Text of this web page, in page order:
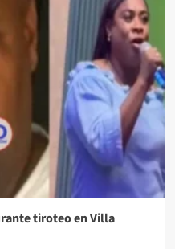
tiroteo en Villa